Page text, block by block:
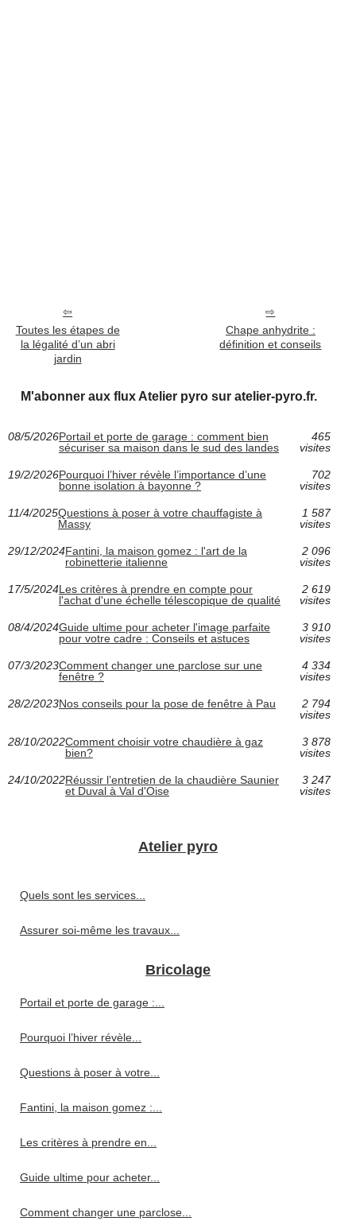
Toutes les étapes de
la légalité d’un abri
jardin
Chape anhydrite :
définition et conseils
M'abonner aux flux Atelier pyro sur atelier-pyro.fr.
08/5/2026Portail et porte de garage : comment bien
sécuriser sa maison dans le sud des landes
465
visites
19/2/2026Pourquoi l’hiver révèle l’importance d’une
bonne isolation à bayonne ?
702
visites
11/4/2025Questions à poser à votre chauffagiste à
Massy
1 587
visites
29/12/2024Fantini, la maison gomez : l'art de la
robinetterie italienne
2 096
visites
17/5/2024Les critères à prendre en compte pour
l'achat d'une échelle télescopique de qualité
2 619
visites
08/4/2024Guide ultime pour acheter l'image parfaite
pour votre cadre : Conseils et astuces
3 910
visites
07/3/2023Comment changer une parclose sur une
fenêtre ?
4 334
visites
28/2/2023Nos conseils pour la pose de fenêtre à Pau
2 794
visites
28/10/2022Comment choisir votre chaudière à gaz
bien?
3 878
visites
24/10/2022Réussir l’entretien de la chaudière Saunier
et Duval à Val d'Oise
3 247
visites
Atelier pyro
Quels sont les services...
Assurer soi-même les travaux...
Bricolage
Portail et porte de garage :...
Pourquoi l’hiver révèle...
Questions à poser à votre...
Fantini, la maison gomez :...
Les critères à prendre en...
Guide ultime pour acheter...
Comment changer une parclose...